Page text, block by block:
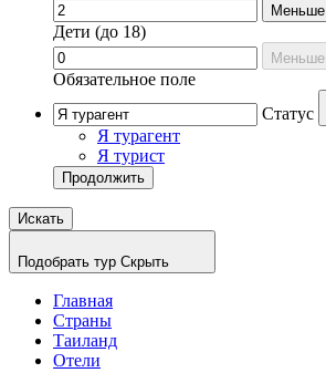
Меньше
Дети (до 18)
Меньше
Обязательное поле
Статус
Я турагент
Я турист
Продолжить
Искать
Подобрать тур Скрыть
Главная
Страны
Таиланд
Отели